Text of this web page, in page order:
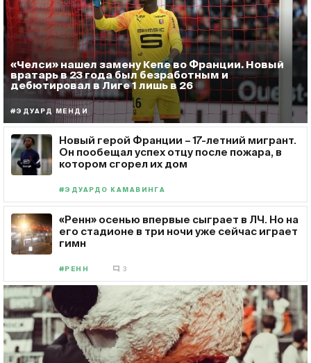
«Челси» нашел замену Кепе во Франции. Новый
вратарь в 23 года был безработным и
дебютировал в Лиге 1 лишь в 26
#ЭДУАРД МЕНДИ
Новый герой Франции – 17-летний мигрант.
Он пообещал успех отцу после пожара, в
котором сгорел их дом
#ЭДУАРДО КАМАВИНГА
«Ренн» осенью впервые сыграет в ЛЧ. Но на
его стадионе в три ночи уже сейчас играет
гимн
#РЕНН 3